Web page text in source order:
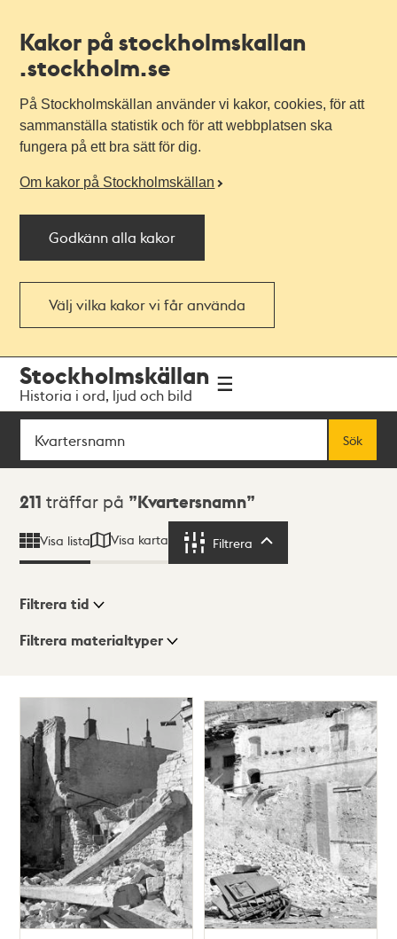
Kakor på stockholmskallan
.stockholm.se
På Stockholmskällan använder vi kakor, cookies, för att
sammanställa statistik och för att webbplatsen ska
fungera på ett bra sätt för dig.
Om kakor på Stockholmskällan
Godkänn alla kakor
Välj vilka kakor vi får använda
navigationen
huvudinnehållet
Stockholmskällan
Historia i ord, ljud och bild
Sök
Sök
Sökresultat
211 träffar på Kvartersnamn
Visa lista Visa karta Filtrera
Visningsläge
Lista
Karta
Filtrera tid
Filtrera materialtyper